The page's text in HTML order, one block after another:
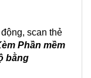
scan thẻ
Phần mềm
bằng